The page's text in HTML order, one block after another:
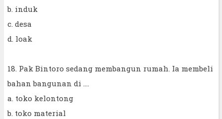
b. induk
c. desa
d. loak
18. Pak Bintoro sedang membangun rumah. Ia membeli
bahan bangunan di ....
a. toko kelontong
b. toko material